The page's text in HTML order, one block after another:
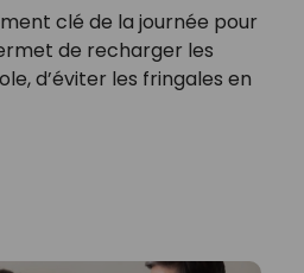
clé de la journée pour
de recharger les
d’éviter les fringales en